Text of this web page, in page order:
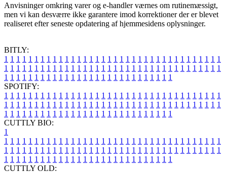
Anvisninger omkring varer og e-handler værnes om rutinemæssigt,
men vi kan desværre ikke garantere imod korrektioner der er blevet
realiseret efter seneste opdatering af hjemmesidens oplysninger.
BITLY:
1 1 1 1 1 1 1 1 1 1 1 1 1 1 1 1 1 1 1 1 1 1 1 1 1 1 1 1 1 1 1 1 1 1 1 1
1 1 1 1 1 1 1 1 1 1 1 1 1 1 1 1 1 1 1 1 1 1 1 1 1 1 1 1 1 1 1 1 1 1 1 1
1 1 1 1 1 1 1 1 1 1 1 1 1 1 1 1 1 1 1 1 1 1 1 1 1 1 1 1
SPOTIFY:
1 1 1 1 1 1 1 1 1 1 1 1 1 1 1 1 1 1 1 1 1 1 1 1 1 1 1 1 1 1 1 1 1 1 1 1
1 1 1 1 1 1 1 1 1 1 1 1 1 1 1 1 1 1 1 1 1 1 1 1 1 1 1 1 1 1 1 1 1 1 1 1
1 1 1 1 1 1 1 1 1 1 1 1 1 1 1 1 1 1 1 1 1 1 1 1 1 1 1 1
CUTTLY BIO:
1
1 1 1 1 1 1 1 1 1 1 1 1 1 1 1 1 1 1 1 1 1 1 1 1 1 1 1 1 1 1 1 1 1 1 1 1
1 1 1 1 1 1 1 1 1 1 1 1 1 1 1 1 1 1 1 1 1 1 1 1 1 1 1 1 1 1 1 1 1 1 1 1
1 1 1 1 1 1 1 1 1 1 1 1 1 1 1 1 1 1 1 1 1 1 1 1 1 1 1 1
CUTTLY OLD: